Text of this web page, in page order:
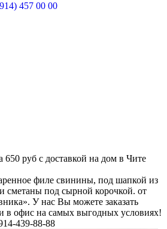
457 00 00
руб с доставкой на дом в Чите
филе свинины, под шапкой из
сметаны под сырной корочкой. от
У нас Вы можете заказать
в офис на самых выгодных условиях!
439-88-88